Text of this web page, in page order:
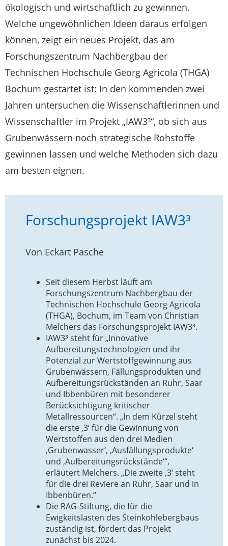
ökologisch und wirtschaftlich zu gewinnen.
Welche ungewöhnlichen Ideen daraus erfolgen
können, zeigt ein neues Projekt, das am
Forschungszentrum Nachbergbau der
Technischen Hochschule Georg Agricola (THGA)
Bochum gestartet ist: In den kommenden zwei
Jahren untersuchen die Wissenschaftlerinnen und
Wissenschaftler im Projekt „IAW3³“, ob sich aus
Grubenwässern noch strategische Rohstoffe
gewinnen lassen und welche Methoden sich dazu
am besten eignen.
Forschungsprojekt IAW3³
Von Eckart Pasche
Seit diesem Herbst läuft am
Forschungszentrum Nachbergbau der
Technischen Hochschule Georg Agricola
(THGA), Bochum, im Team von Christian
Melchers das Forschungsprojekt IAW3³.
IAW3³ steht für „Innovative
Aufbereitungstechnologien und ihr
Potenzial zur Wertstoffgewinnung aus
Grubenwässern, Fällungsprodukten und
Aufbereitungsrückständen an Ruhr, Saar
und Ibbenbüren mit besonderer
Berücksichtigung kritischer
Metallressourcen“. „In dem Kürzel steht
die erste ,3‘ für die Gewinnung von
Wertstoffen aus den drei Medien
,Grubenwasser‘, ,Ausfällungsprodukte‘
und ,Aufbereitungsrückstände‘“,
erläutert Melchers. „Die zweite ,3‘ steht
für die drei Reviere an Ruhr, Saar und in
Ibbenbüren.“
Die RAG-Stiftung, die für die
Ewigkeitslasten des Steinkohlebergbaus
zuständig ist, fördert das Projekt
zunächst bis 2024.